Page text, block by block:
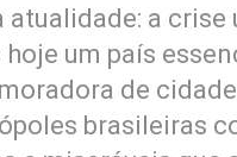
a crise
um país
de
brasileiras